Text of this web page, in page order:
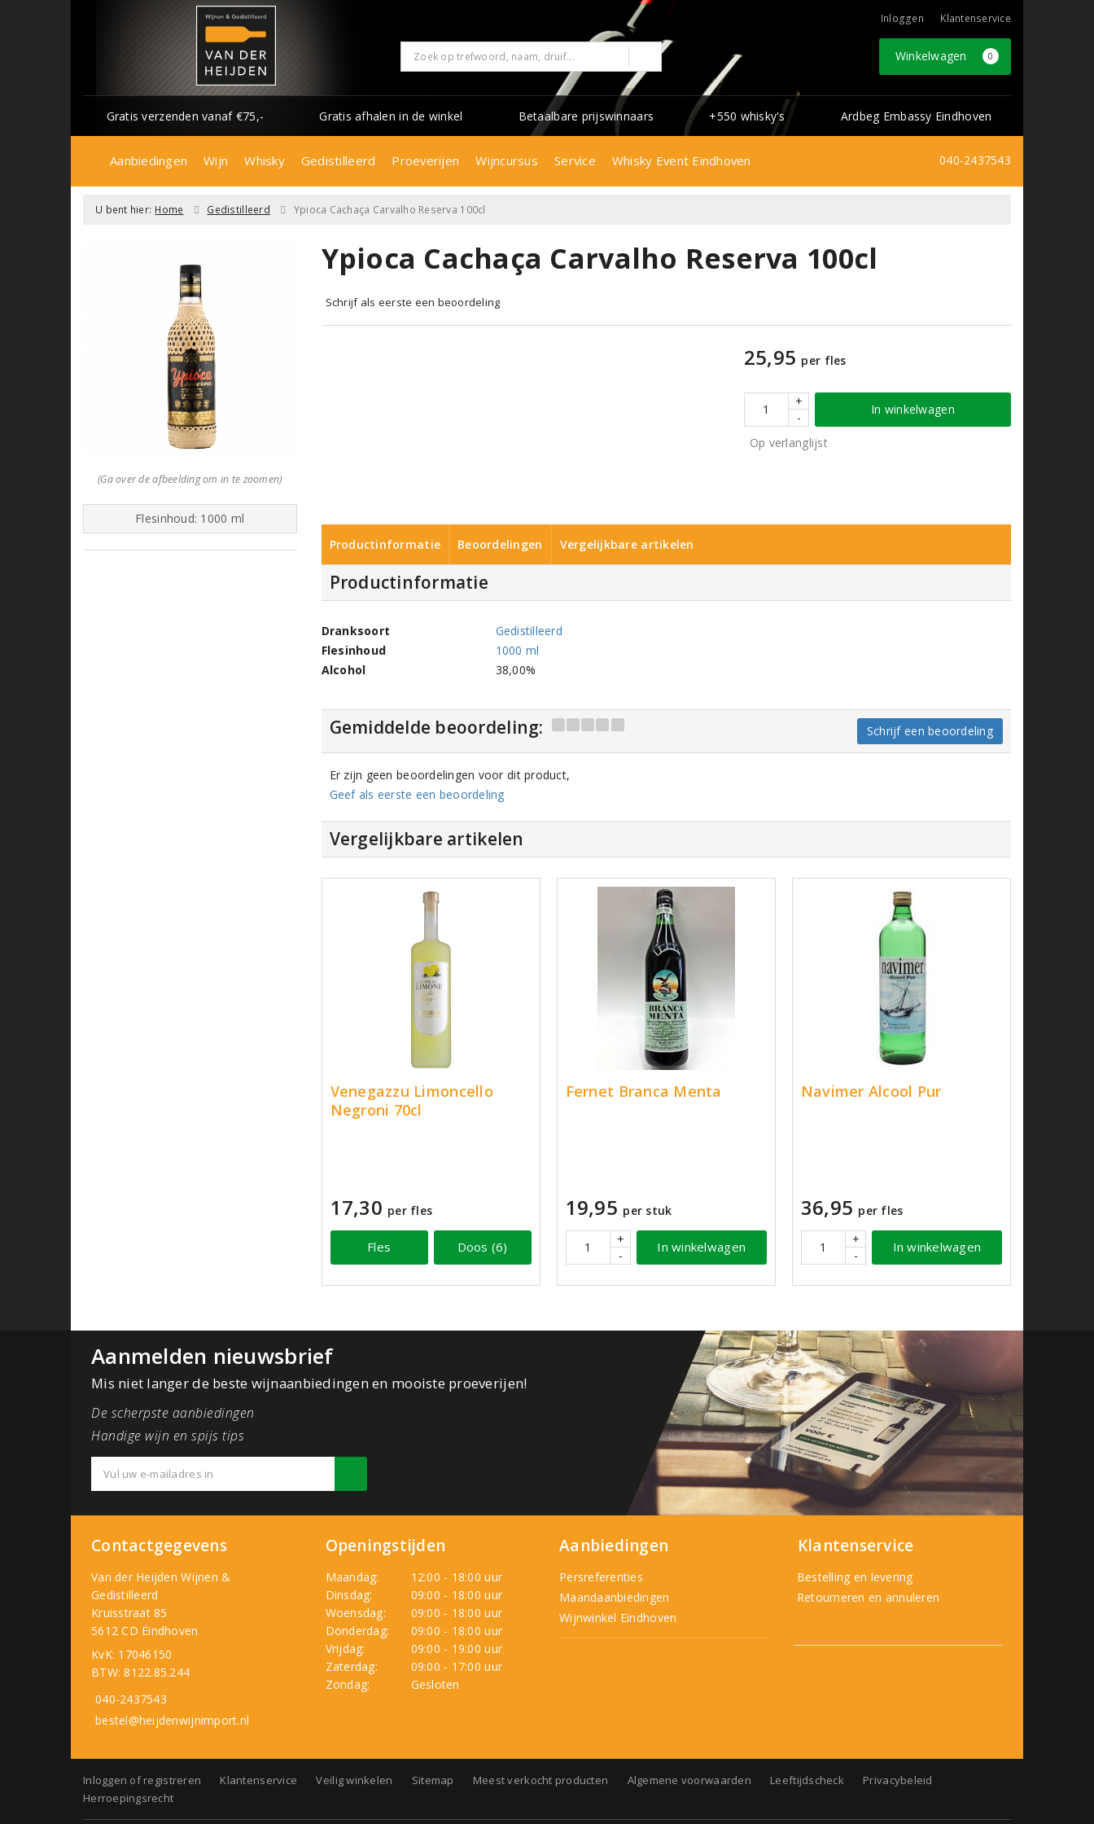
Inloggen Klantenservice
Winkelwagen 0
Gratis verzenden vanaf €75,- Gratis afhalen in de winkel Betaalbare prijswinnaars +550 whisky's Ardbeg Embassy Eindhoven
Aanbiedingen Wijn Whisky Gedistilleerd Proeverijen Wijncursus Service Whisky Event Eindhoven 040-2437543
U bent hier: Home Gedistilleerd Ypioca Cachaça Carvalho Reserva 100cl
(Ga over de afbeelding om in te zoomen)
Flesinhoud: 1000 ml
Ypioca Cachaça Carvalho Reserva 100cl
Schrijf als eerste een beoordeling
25,95 per fles
+
-
In winkelwagen
Op verlanglijst
Productinformatie Beoordelingen Vergelijkbare artikelen
Productinformatie
Dranksoort
Gedistilleerd
Flesinhoud
1000 ml
Alcohol
38,00%
Gemiddelde beoordeling: Schrijf een beoordeling
Er zijn geen beoordelingen voor dit product,
Geef als eerste een beoordeling
Vergelijkbare artikelen
Venegazzu Limoncello
Negroni 70cl
17,30 per fles
Fles Doos (6)
Fernet Branca Menta
19,95 per stuk
+
-
In winkelwagen
Navimer Alcool Pur
36,95 per fles
+
-
In winkelwagen
Aanmelden nieuwsbrief
Mis niet langer de beste wijnaanbiedingen en mooiste proeverijen!
De scherpste aanbiedingen
Handige wijn en spijs tips
Contactgegevens
Van der Heijden Wijnen &
Gedistilleerd
Kruisstraat 85
5612 CD Eindhoven
KvK: 17046150
BTW: 8122.85.244
040-2437543
bestel@heijdenwijnimport.nl
Openingstijden
Maandag:
12:00 - 18:00 uur
Dinsdag:
09:00 - 18:00 uur
Woensdag:
09:00 - 18:00 uur
Donderdag:
09:00 - 18:00 uur
Vrijdag:
09:00 - 19:00 uur
Zaterdag:
09:00 - 17:00 uur
Zondag:
Gesloten
Aanbiedingen
Persreferenties
Maandaanbiedingen
Wijnwinkel Eindhoven
Klantenservice
Bestelling en levering
Retourneren en annuleren
Inloggen of registreren Klantenservice Veilig winkelen Sitemap Meest verkocht producten Algemene voorwaarden Leeftijdscheck
Privacybeleid
Herroepingsrecht